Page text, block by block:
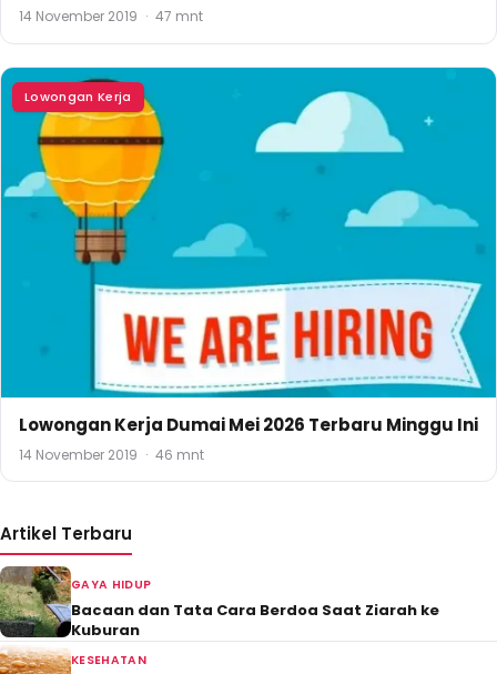
14 November 2019 · 47 mnt
Lowongan Kerja
Lowongan Kerja Dumai Mei 2026 Terbaru Minggu Ini
14 November 2019 · 46 mnt
Artikel Terbaru
GAYA HIDUP
Bacaan dan Tata Cara Berdoa Saat Ziarah ke
Kuburan
KESEHATAN